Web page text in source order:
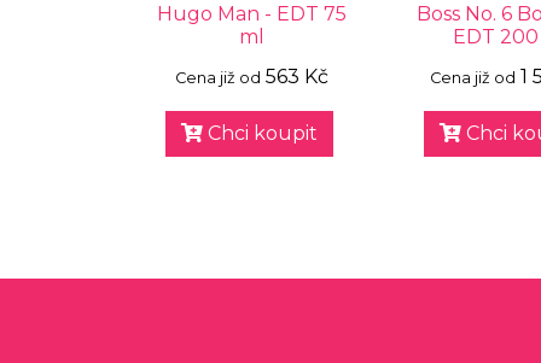
Hugo Man - EDT 75
ml
Cena již od 563 Kč
Chci koupit
Boss No. 6
EDT
Cena již od 1
Chci